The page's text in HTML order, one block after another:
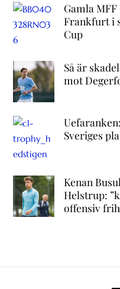
Gamla
Frankfurt i
Cup
Så är
mot
Sveriges
Kenan
Helstrup:
offensiv